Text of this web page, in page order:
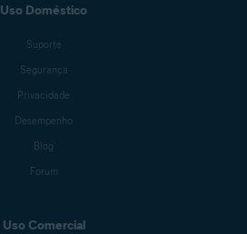
Uso Doméstico
Suporte
Segurança
Privacidade
Desempenho
Blog
Forum
Uso Comercial